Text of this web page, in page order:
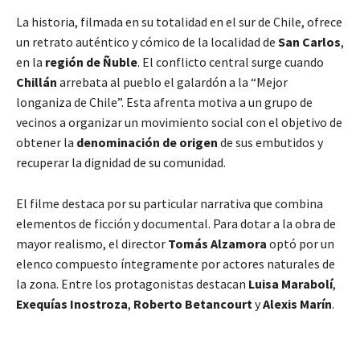
La historia, filmada en su totalidad en el sur de Chile, ofrece
un retrato auténtico y cómico de la localidad de San Carlos,
en la región de Ñuble. El conflicto central surge cuando
Chillán arrebata al pueblo el galardón a la “Mejor
longaniza de Chile”. Esta afrenta motiva a un grupo de
vecinos a organizar un movimiento social con el objetivo de
obtener la denominación de origen de sus embutidos y
recuperar la dignidad de su comunidad.
El filme destaca por su particular narrativa que combina
elementos de ficción y documental. Para dotar a la obra de
mayor realismo, el director Tomás Alzamora optó por un
elenco compuesto íntegramente por actores naturales de
la zona. Entre los protagonistas destacan Luisa Marabolí,
Exequías Inostroza, Roberto BetancourtyAlexis Marín.